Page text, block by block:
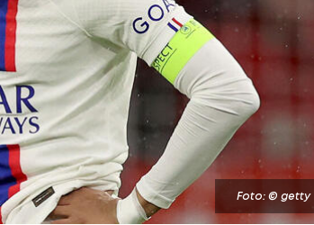
Foto: © getty